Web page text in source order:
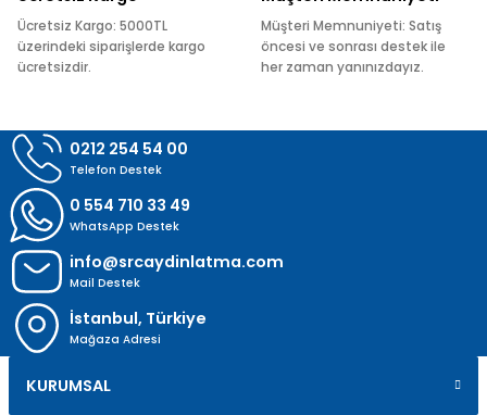
Ücretsiz Kargo: 5000TL
üzerindeki siparişlerde kargo
ücretsizdir.
Müşteri Memnuniyeti: Satış
öncesi ve sonrası destek ile
her zaman yanınızdayız.
0212 254 54 00
Telefon Destek
0 554 710 33 49
WhatsApp Destek
info@srcaydinlatma.com
Mail Destek
İstanbul, Türkiye
Mağaza Adresi
KURUMSAL